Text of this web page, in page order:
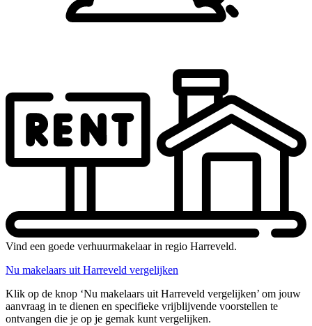
Vind een goede verhuurmakelaar in regio Harreveld.
Nu makelaars uit Harreveld vergelijken
Klik op de knop ‘Nu makelaars uit Harreveld vergelijken’ om jouw
aanvraag in te dienen en specifieke vrijblijvende voorstellen te
ontvangen die je op je gemak kunt vergelijken.